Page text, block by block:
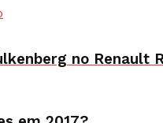
no Renault